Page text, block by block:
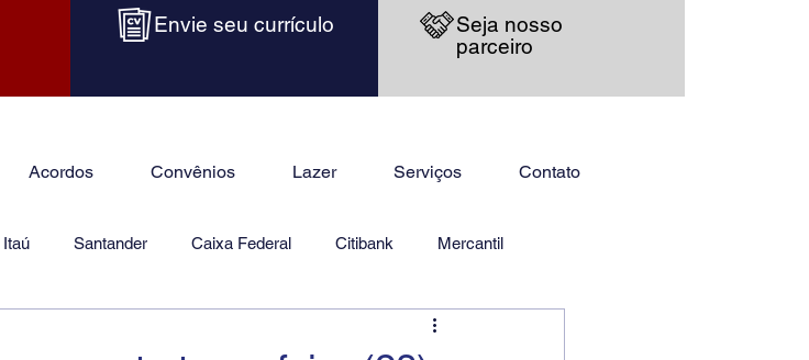
Envie seu currículo
Seja nosso
parceiro
Acordos Convênios Lazer Serviços Contato
Itaú Santander Caixa Federal Citibank Mercantil